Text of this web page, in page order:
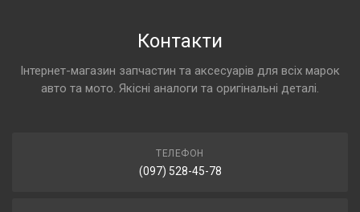
Контакти
Інтернет-магазин запчастин та аксесуарів для всіх марок
авто та мото. Якісні аналоги та оригінальні деталі.
ТЕЛЕФОН
(097) 528-45-78